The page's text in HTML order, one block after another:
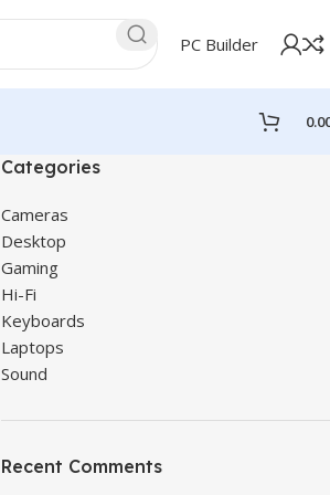
PC Builder
Categories
Cameras
Desktop
Gaming
Hi-Fi
Keyboards
Laptops
Sound
Recent Comments